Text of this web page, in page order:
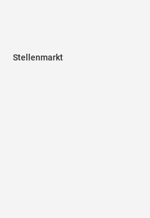
Stellenmarkt